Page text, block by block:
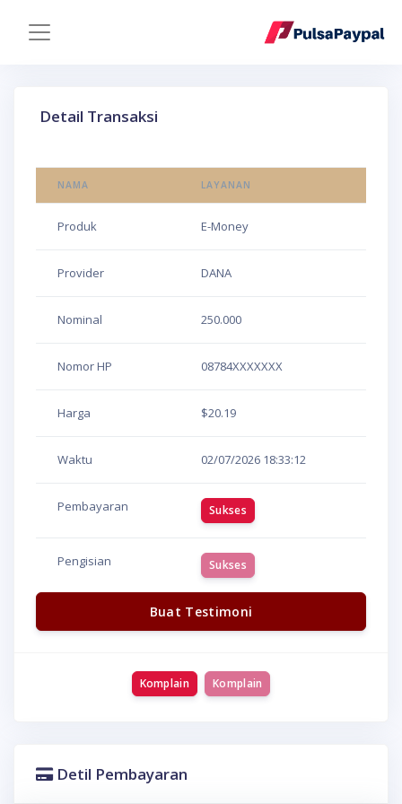
Detail Transaksi
NAMA LAYANAN
Produk E-Money
Provider DANA
Nominal 250.000
Nomor HP 08784XXXXXXX
Harga $20.19
Waktu 02/07/2026 18:33:12
Pembayaran Sukses
Pengisian Sukses
Buat Testimoni
Komplain Komplain
Detil Pembayaran